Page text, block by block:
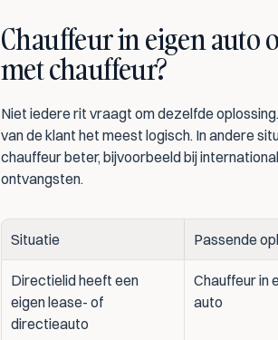
Chauffeur in eigen auto
met chauffeur?
Niet iedere rit vraagt om dezelfde
van de klant het meest logisch. In andere
chauffeur beter, bijvoorbeeld bij
ontvangsten.
Situatie Passende
Directielid heeft een
eigen lease- of
directieauto
Chauffeur in
auto